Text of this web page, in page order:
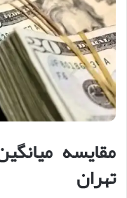
مقایسه
تهران